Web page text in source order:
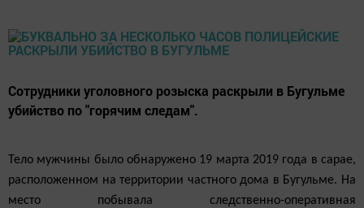
Сотрудники уголовного розыска раскрыли в Бугульме
убийство по "горячим следам".
Тело мужчины было обнаружено 19 марта 2019 года в сарае,
расположенном на территории частного дома в Бугульме. На
место побывала следственно-оперативная